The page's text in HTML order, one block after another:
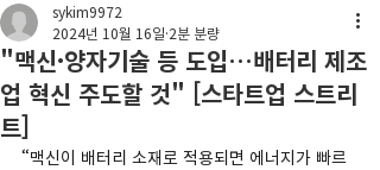
"맥신·양자기술 등 도입…배터리 제조
업 혁신 주도할 것" [스타트업 스트리
트]
sykim9972
2024년 10월 16일 2분 분량
“맥신이 배터리 소재로 적용되면 에너지가 빠르